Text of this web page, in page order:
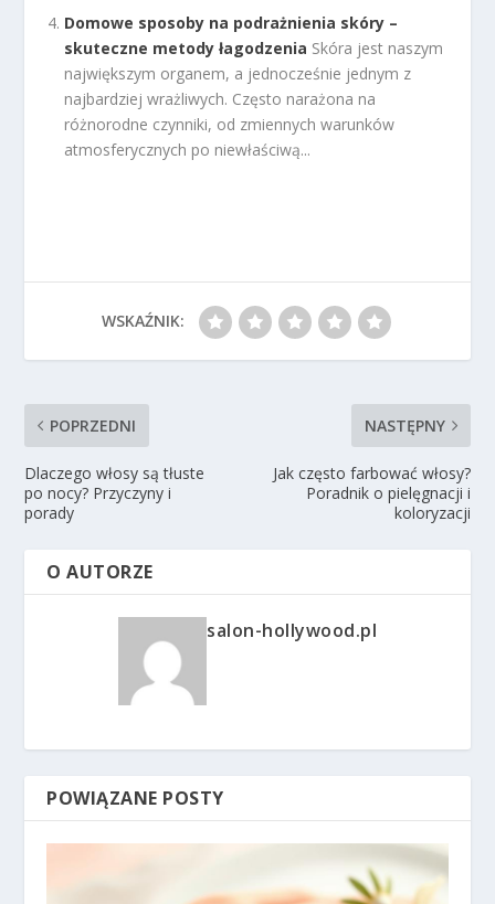
Domowe sposoby na podrażnienia skóry –
skuteczne metody łagodzenia Skóra jest naszym
największym organem, a jednocześnie jednym z
najbardziej wrażliwych. Często narażona na
różnorodne czynniki, od zmiennych warunków
atmosferycznych po niewłaściwą...
WSKAŹNIK:
POPRZEDNI
Dlaczego włosy są tłuste
po nocy? Przyczyny i
porady
NASTĘPNY
Jak często farbować włosy?
Poradnik o pielęgnacji i
koloryzacji
O AUTORZE
salon-hollywood.pl
POWIĄZANE POSTY